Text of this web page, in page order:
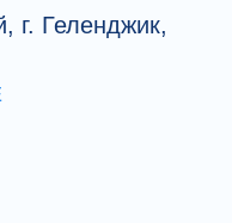
г. Геленджик,